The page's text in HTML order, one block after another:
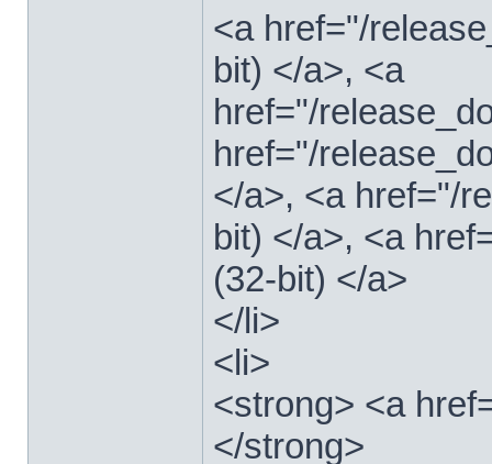
<a href="/
bit) </a>, <a
href="/
href="/
</a>, <a href="/
bit) </a>, <a
(32-bit) </a>
</li>
<li>
<strong> <a
</strong>